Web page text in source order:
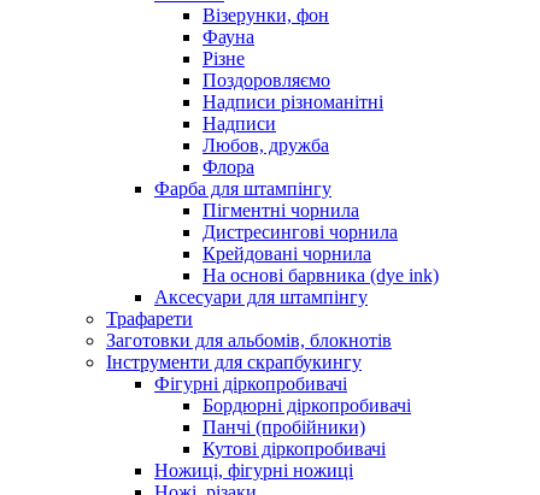
Візерунки, фон
Фауна
Різне
Поздоровляємо
Надписи різноманітні
Надписи
Любов, дружба
Флора
Фарба для штампінгу
Пігментні чорнила
Дистресингові чорнила
Крейдовані чорнила
На основі барвника (dye ink)
Аксесуари для штампінгу
Трафарети
Заготовки для альбомів, блокнотів
Інструменти для скрапбукингу
Фігурні діркопробивачі
Бордюрні діркопробивачі
Панчі (пробійники)
Кутові діркопробивачі
Ножиці, фігурні ножиці